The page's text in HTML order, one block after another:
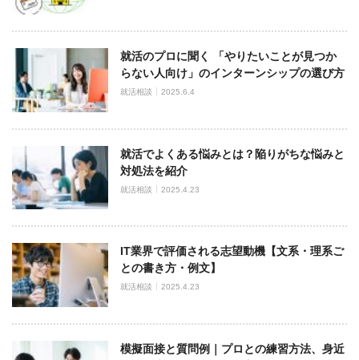
就活のプロに聞く 「やりたいことが見つか
らない人向け」のインターンシップの選び方
就活相談 2025.6.4
就活でよくある悩みとは？陥りがちな悩みと
対処法を紹介
就活相談 2025.4.23
IT業界で評価される志望動機【文系・理系ご
との書き方・例文】
就活相談 2025.4.23
模擬面接と質問例｜プロとの練習方法、身近